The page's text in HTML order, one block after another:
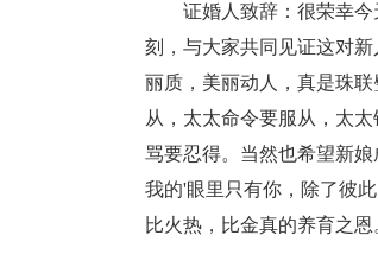
证婚人致辞：很荣幸
刻，与大家共同见证这对
丽质，美丽动人，真是珠
从，太太命令要服从，太
骂要忍得。当然也希望新
我的'眼里只有你，除了彼
比火热，比金真的养育之